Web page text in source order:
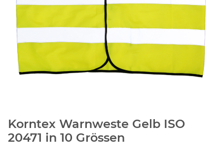
Korntex Warnweste Gelb ISO
20471 in 10 Grössen